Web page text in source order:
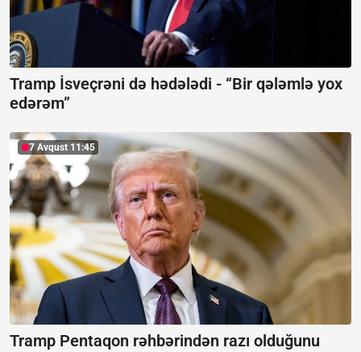
Tramp İsveçrəni də hədələdi - “Bir qələmlə yox
edərəm”
7 Avqust 11:45
Tramp Pentaqon rəhbərindən razı olduğunu